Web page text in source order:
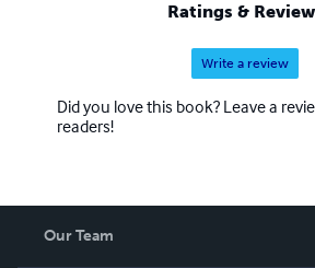
Ratings &
Write a review
Did you love this book? Leave a
readers!
Our Team